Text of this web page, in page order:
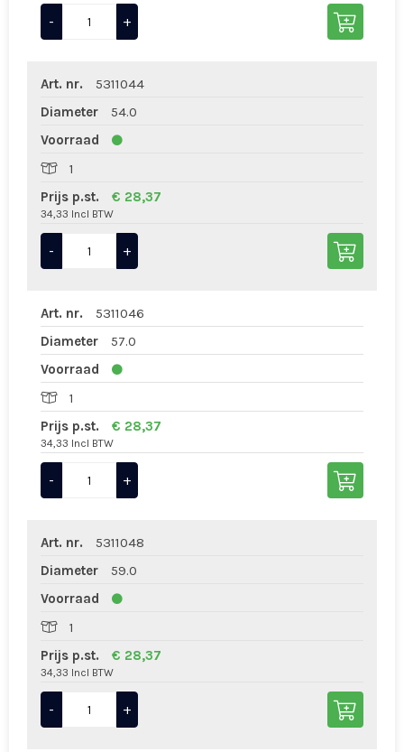
- +
Art. nr.
5311044
Diameter
54.0
Voorraad
1
Prijs p.st.
€ 28,37
34,33 Incl BTW
- +
Art. nr.
5311046
Diameter
57.0
Voorraad
1
Prijs p.st.
€ 28,37
34,33 Incl BTW
- +
Art. nr.
5311048
Diameter
59.0
Voorraad
1
Prijs p.st.
€ 28,37
34,33 Incl BTW
- +